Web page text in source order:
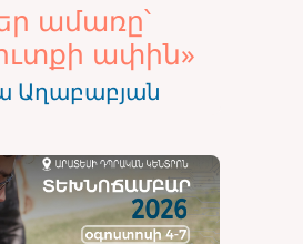
ամառը՝
ափին»
Աղաբաբյան